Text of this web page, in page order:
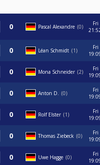
Pascal Alexandre 0
Fri
Léan Schmidt 1
Fri
Mona Schneider 2
Fri
Anton D. 0
Fri
Rolf Elster 1
Fri
Thomas Ziebeck 0
Fri
Uwe Hagge 0
Fri